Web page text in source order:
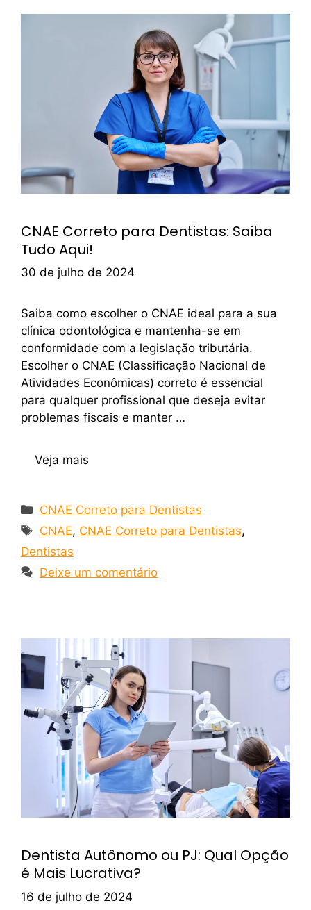
CNAE Correto para Dentistas: Saiba
Tudo Aqui!
30 de julho de 2024
Saiba como escolher o CNAE ideal para a sua
clínica odontológica e mantenha-se em
conformidade com a legislação tributária.
Escolher o CNAE (Classificação Nacional de
Atividades Econômicas) correto é essencial
para qualquer profissional que deseja evitar
problemas fiscais e manter …
Veja mais
CNAE Correto para Dentistas
CNAE, CNAE Correto para Dentistas,
Dentistas
Deixe um comentário
Dentista Autônomo ou PJ: Qual Opção
é Mais Lucrativa?
16 de julho de 2024